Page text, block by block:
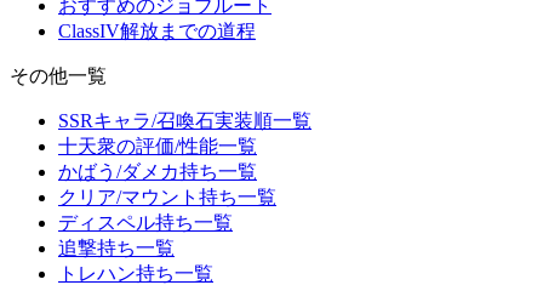
おすすめのジョブルート
ClassIV解放までの道程
その他一覧
SSRキャラ/召喚石実装順一覧
十天衆の評価/性能一覧
かばう/ダメカ持ち一覧
クリア/マウント持ち一覧
ディスペル持ち一覧
追撃持ち一覧
トレハン持ち一覧